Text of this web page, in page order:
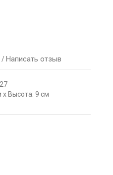
/ Написать отзыв
Высота: 9 см